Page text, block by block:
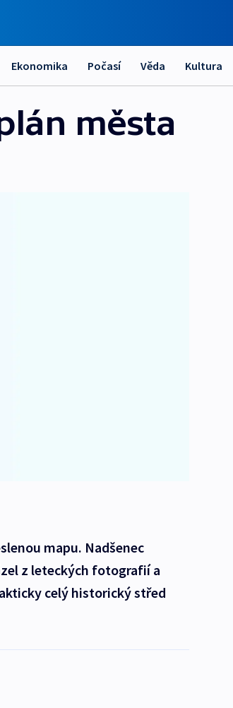
Ekonomika Počasí Věda Kultura
města
mapu. Nadšenec
z leteckých fotografií a
celý historický střed